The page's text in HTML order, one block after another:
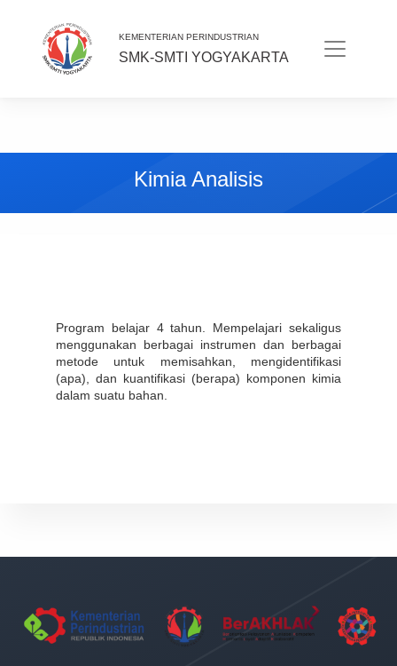
KEMENTERIAN PERINDUSTRIAN
SMK-SMTI YOGYAKARTA
Kimia Analisis
Program belajar 4 tahun. Mempelajari sekaligus
menggunakan berbagai instrumen dan berbagai
metode untuk memisahkan, mengidentifikasi
(apa), dan kuantifikasi (berapa) komponen kimia
dalam suatu bahan.